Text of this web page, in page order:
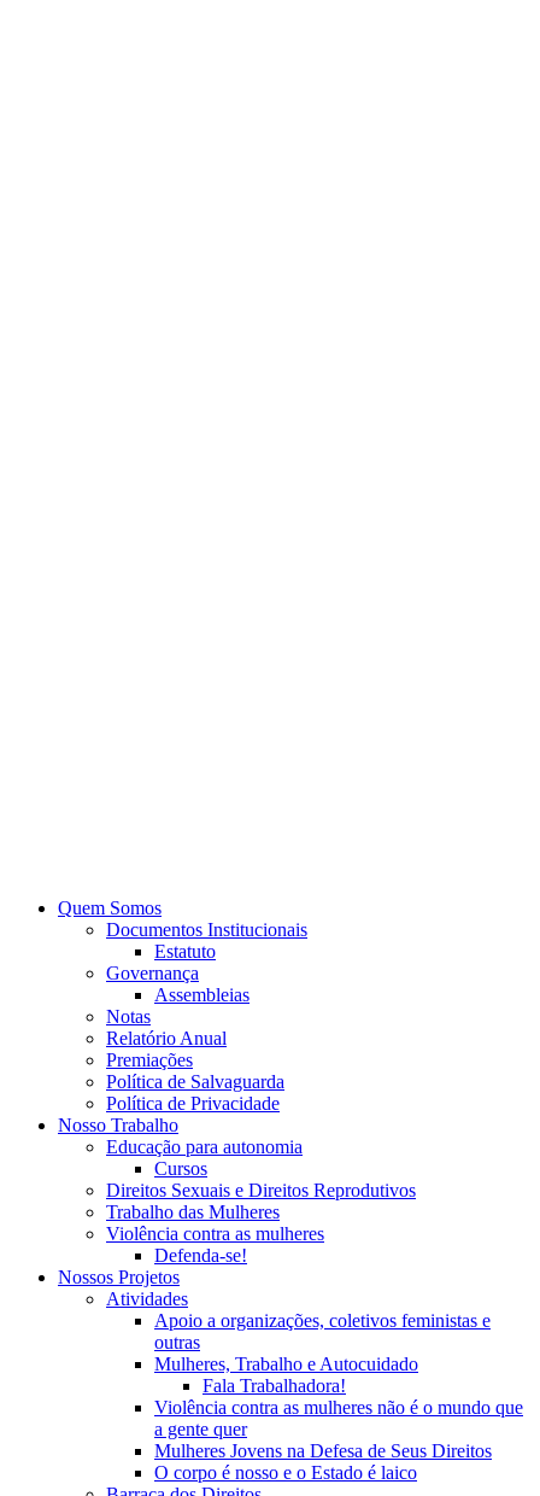
Quem Somos
Documentos Institucionais
Estatuto
Governança
Assembleias
Notas
Relatório Anual
Premiações
Política de Salvaguarda
Política de Privacidade
Nosso Trabalho
Educação para autonomia
Cursos
Direitos Sexuais e Direitos Reprodutivos
Trabalho das Mulheres
Violência contra as mulheres
Defenda-se!
Nossos Projetos
Atividades
Apoio a organizações, coletivos feministas e
outras
Mulheres, Trabalho e Autocuidado
Fala Trabalhadora!
Violência contra as mulheres não é o mundo que
a gente quer
Mulheres Jovens na Defesa de Seus Direitos
O corpo é nosso e o Estado é laico